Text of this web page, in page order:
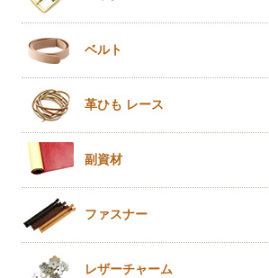
ベルト
革ひも レース
副資材
ファスナー
レザーチャーム